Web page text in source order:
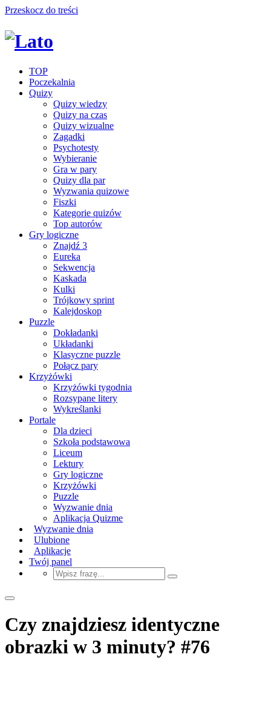
Przeskocz do treści
TOP
Poczekalnia
Quizy
Quizy wiedzy
Quizy na czas
Quizy wizualne
Zagadki
Psychotesty
Wybieranie
Gra w pary
Quizy dla par
Wyzwania quizowe
Fiszki
Kategorie quizów
Top autorów
Gry logiczne
Znajdź 3
Eureka
Sekwencja
Kaskada
Kulki
Trójkowy sprint
Kalejdoskop
Puzzle
Dokładanki
Układanki
Klasyczne puzzle
Połącz pary
Krzyżówki
Krzyżówki tygodnia
Rozsypane litery
Wykreślanki
Portale
Dla dzieci
Szkoła podstawowa
Liceum
Lektury
Gry logiczne
Krzyżówki
Puzzle
Wyzwanie dnia
Aplikacja Quizme
Wyzwanie dnia
Ulubione
Aplikacje
Twój panel
Czy znajdziesz identyczne
obrazki w 3 minuty? #76